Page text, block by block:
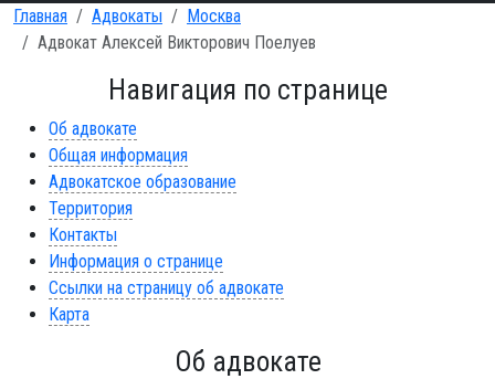
Главная Адвокаты
Москва
Адвокат Алексей Викторович Поелуев
Навигация по странице
Об адвокате
Общая информация
Адвокатское образование
Территория
Контакты
Информация о странице
Ссылки на страницу об адвокате
Карта
Об адвокате